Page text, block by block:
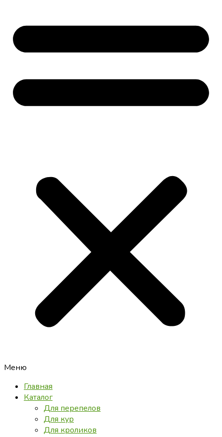
Меню
Главная
Каталог
Для перепелов
Для кур
Для кроликов